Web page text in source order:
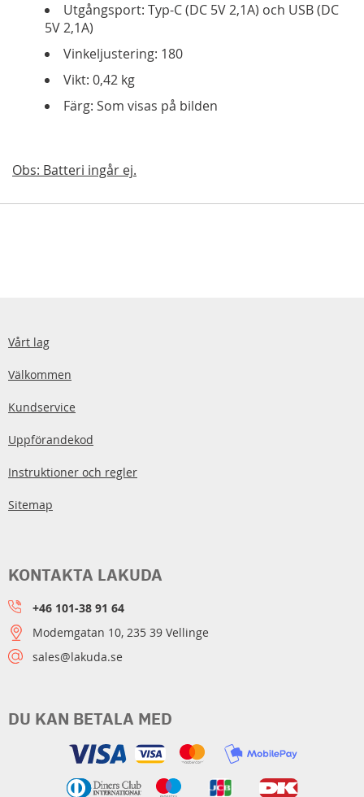
Utgångsport: Typ-C (DC 5V 2,1A) och USB (DC
5V 2,1A)
Vinkeljustering: 180
Vikt: 0,42 kg
Färg: Som visas på bilden
Obs: Batteri ingår ej.
Vårt lag
Välkommen
Kundservice
Uppförandekod
Instruktioner och regler
Sitemap
DU KAN BETALA MED
KONTAKTA LAKUDA
+46 101-38 91 64
Modemgatan 10, 235 39 Vellinge
sales@lakuda.se